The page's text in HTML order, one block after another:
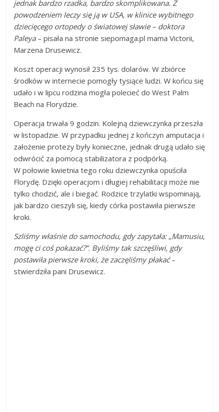
jednak bardzo rzadka, bardzo skomplikowana. Z
powodzeniem leczy się ją w USA, w klinice wybitnego
dziecięcego ortopedy o światowej sławie – doktora
Paleya– pisała na stronie siepomaga.pl mama Victorii,
Marzena Drusewicz.
Koszt operacji wynosił 235 tys. dolarów. W zbiórce
środków w internecie pomogły tysiące ludzi. W końcu się
udało i w lipcu rodzina mogła polecieć do West Palm
Beach na Florydzie.
Operacja trwała 9 godzin. Kolejną dziewczynka przeszła
w listopadzie. W przypadku jednej z kończyn amputacja i
założenie protezy były konieczne, jednak drugą udało się
odwrócić za pomocą stabilizatora z podpórką.
W połowie kwietnia tego roku dziewczynka opuściła
Florydę. Dzięki operacjom i długiej rehabilitacji może nie
tylko chodzić, ale i biegać. Rodzice trzylatki wspominają,
jak bardzo cieszyli się, kiedy córka postawiła pierwsze
kroki.
Szliśmy właśnie do samochodu, gdy zapytała: „Mamusiu,
mogę ci coś pokazać?”. Byliśmy tak szczęśliwi, gdy
postawiła pierwsze kroki, że zaczęliśmy płakać–
stwierdziła pani Drusewicz.